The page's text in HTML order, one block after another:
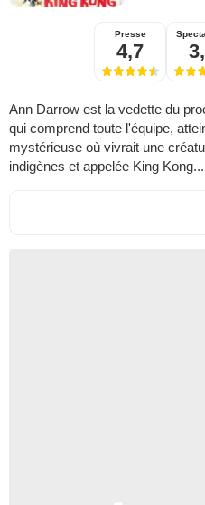
Presse
4,7
Ann Darrow est la vedette du
qui comprend toute l'équipe,
mystérieuse où vivrait une
indigènes et appelée King Kong...